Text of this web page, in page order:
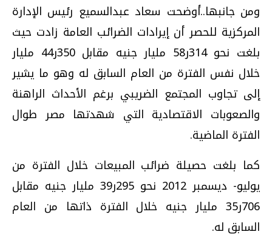
ومن جانبها..أوضحت سعاد عبدالسميع رئيس الإدارة
المركزية للحصر أن إيرادات الضرائب العامة زادت حيث
بلغت نحو 314ر58 مليار جنيه مقابل 350ر44 مليار
خلال نفس الفترة من العام السابق له وهو ما يشير
إلى تجاوب المجتمع الضريبي برغم الأحداث الراهنة
والصعوبات الاقتصادية التي شهدتها مصر طوال
الفترة الماضية.
كما بلغت حصيلة ضرائب المبيعات خلال الفترة من
يوليو- ديسمبر 2012 نحو 295ر39 مليار جنيه مقابل
706ر35 مليار جنيه خلال الفترة ذاتها من العام
السابق له.